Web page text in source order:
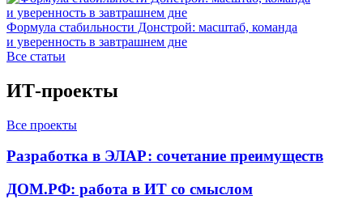
Формула стабильности Донстрой: масштаб, команда
и уверенность в завтрашнем дне
Все статьи
ИТ-проекты
Все проекты
Разработка в ЭЛАР: сочетание преимуществ
ДОМ.РФ: работа в ИТ со смыслом